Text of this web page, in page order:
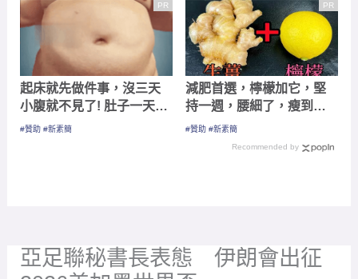
PR
起床就先做件事，沒三天
小腹就不見了! 肚子一天天
變小！
#贊助 #新素簡
PR
減肥首選，檸檬加它，堅
持一週，腰細了，瘦到你
懷疑人生
#贊助 #新素簡
Recommended by
亞足聯秘書長表態 伊朗會出征